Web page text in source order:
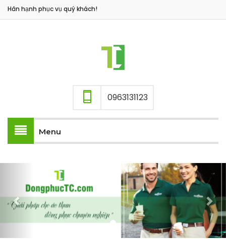
Hân hạnh phục vụ quý khách!
0963131123
Menu
Previous